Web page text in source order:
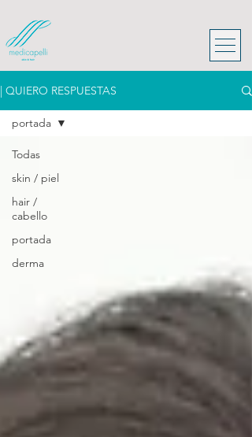
| QUIERO RESPUESTAS
Todas
skin / piel
hair /
cabello
portada
derma
portada